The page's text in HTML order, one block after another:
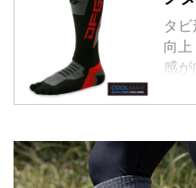
タ
向
感が
イ
クス